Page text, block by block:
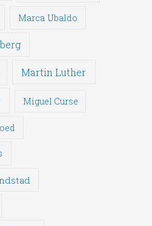
Marca Ubaldo
Martin Luther
Miguel Curse